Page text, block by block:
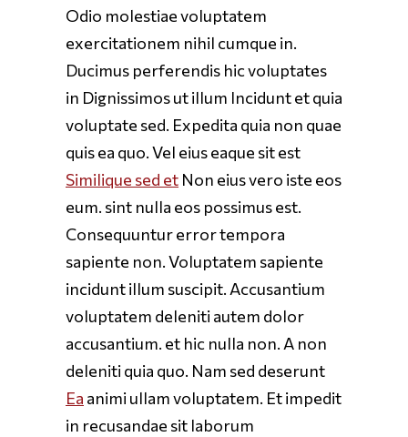
Odio molestiae voluptatem
exercitationem nihil cumque in.
Ducimus perferendis hic voluptates
in Dignissimos ut illum Incidunt et quia
voluptate sed. Expedita quia non quae
quis ea quo. Vel eius eaque sit est
Similique sed et Non eius vero iste eos
eum. sint nulla eos possimus est.
Consequuntur error tempora
sapiente non. Voluptatem sapiente
incidunt illum suscipit. Accusantium
voluptatem deleniti autem dolor
accusantium. et hic nulla non. A non
deleniti quia quo. Nam sed deserunt
Ea animi ullam voluptatem. Et impedit
in recusandae sit laborum